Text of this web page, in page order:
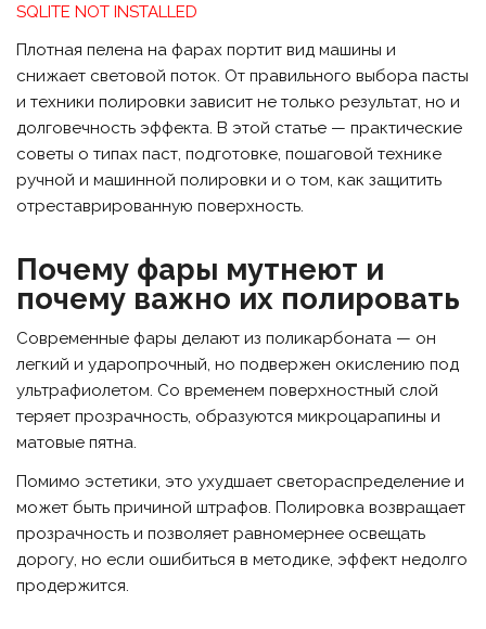
SQLITE NOT INSTALLED
Плотная пелена на фарах портит вид машины и
снижает световой поток. От правильного выбора пасты
и техники полировки зависит не только результат, но и
долговечность эффекта. В этой статье — практические
советы о типах паст, подготовке, пошаговой технике
ручной и машинной полировки и о том, как защитить
отреставрированную поверхность.
Почему фары мутнеют и
почему важно их полировать
Современные фары делают из поликарбоната — он
легкий и ударопрочный, но подвержен окислению под
ультрафиолетом. Со временем поверхностный слой
теряет прозрачность, образуются микроцарапины и
матовые пятна.
Помимо эстетики, это ухудшает светораспределение и
может быть причиной штрафов. Полировка возвращает
прозрачность и позволяет равномернее освещать
дорогу, но если ошибиться в методике, эффект недолго
продержится.